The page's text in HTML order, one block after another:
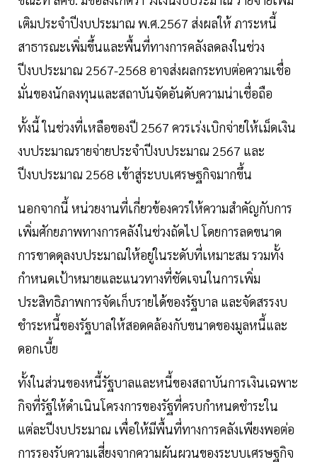
เติมประจำปีงบประมาณ พ.ศ.2567 ส่งผลให้ ภาระหนี้
สาธารณะเพิ่มขึ้นและพื้นที่ทางการคลังลดลงในช่วง
ปีงบประมาณ 2567-2568 อาจส่งผลกระทบต่อความเชื่อ
มั่นของนักลงทุนและสถาบันจัดอันดับความน่าเชื่อถือ
ทั้งนี้ ในช่วงที่เหลือของปี 2567 ควรเร่งเบิกจ่ายให้เม็ดเงิน
งบประมาณรายจ่ายประจำปีงบประมาณ 2567 และ
ปีงบประมาณ 2568 เข้าสู่ระบบเศรษฐกิจมากขึ้น
นอกจากนี้ หน่วยงานที่เกี่ยวข้องควรให้ความสำคัญกับการ
เพิ่มศักยภาพทางการคลังในช่วงถัดไป โดยการลดขนาด
การขาดดุลงบประมาณให้อยู่ในระดับที่เหมาะสม รวมทั้ง
กำหนดเป้าหมายและแนวทางที่ชัดเจนในการเพิ่ม
ประสิทธิภาพการจัดเก็บรายได้ของรัฐบาล และจัดสรรงบ
ชำระหนี้ของรัฐบาลให้สอดคล้องกับขนาดของมูลหนี้และ
ดอกเบี้ย
ทั้งในส่วนของหนี้รัฐบาลและหนี้ของสถาบันการเงินเฉพาะ
กิจที่รัฐให้ดำเนินโครงการของรัฐที่ครบกำหนดชำระใน
แต่ละปีงบประมาณ เพื่อให้มีพื้นที่ทางการคลังเพียงพอต่อ
การรองรับความเสี่ยงจากความผันผวนของระบบเศรษฐกิจ